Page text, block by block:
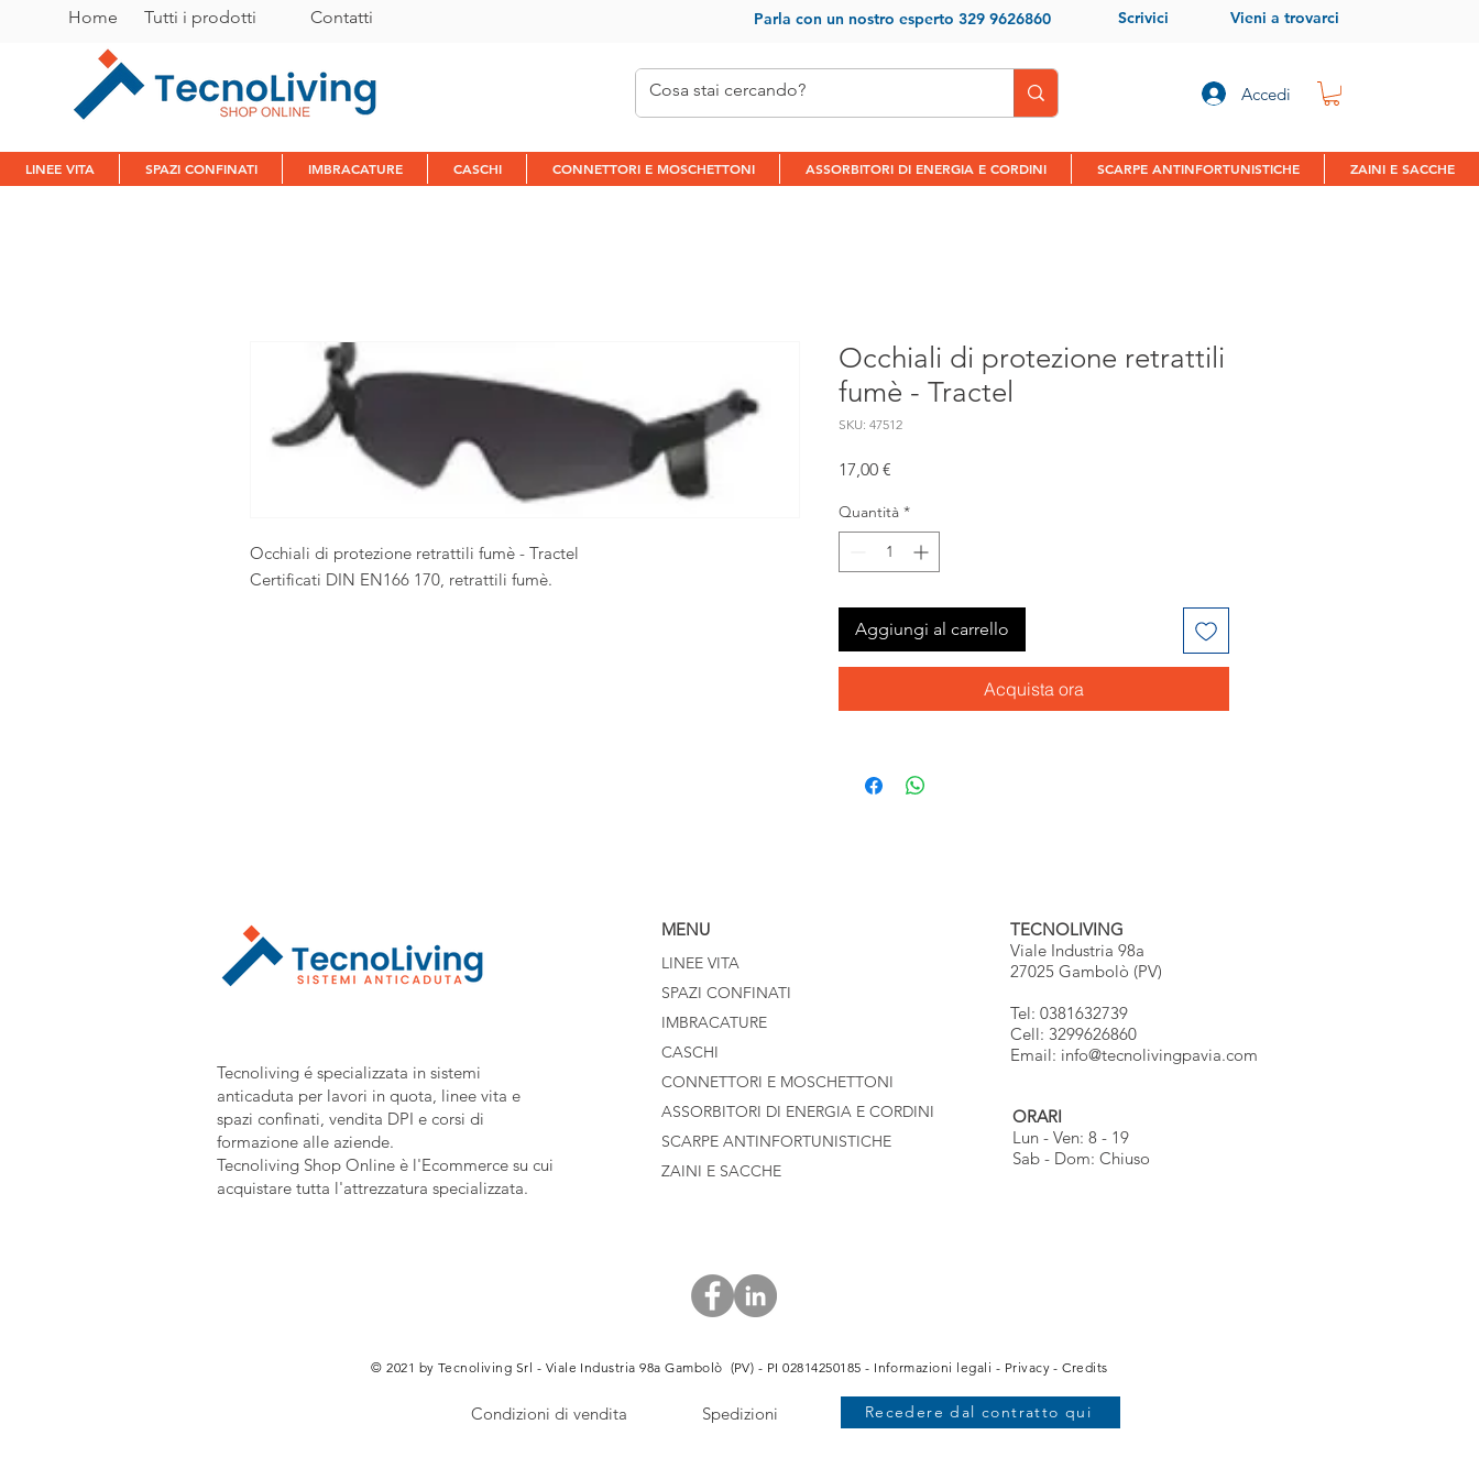
Accedi
Home Tutti i prodotti Contatti Parla con un nostro esperto 329 9626860 Scrivici Vieni a trovarci
LINEE VITA SPAZI CONFINATI IMBRACATURE CASCHI CONNETTORI E MOSCHETTONI ASSORBITORI DI ENERGIA E CORDINI SCARPE ANTINFORTUNISTICHE ZAINI E SACCHE
Occhiali di protezione retrattili fumè - Tractel
Certificati DIN EN166 170, retrattili fumè.
Occhiali di protezione retrattili
fumè - Tractel
SKU: 47512
17,00 €
Quantità *
Aggiungi al carrello
Acquista ora
Tecnoliving é specializzata in sistemi
anticaduta per lavori in quota, linee vita e
spazi confinati, vendita DPI e corsi di
formazione alle aziende.
Tecnoliving Shop Online è l'Ecommerce su cui
acquistare tutta l'attrezzatura specializzata.
MENU
LINEE VITA
SPAZI CONFINATI
IMBRACATURE
CASCHI
CONNETTORI E MOSCHETTONI
ASSORBITORI DI ENERGIA E CORDINI
SCARPE ANTINFORTUNISTICHE
ZAINI E SACCHE
TECNOLIVING
Viale Industria 98a
27025 Gambolò (PV)
Tel: 0381632739
Cell: 3299626860
Email: info@tecnolivingpavia.com
ORARI
Lun - Ven: 8 - 19
Sab - Dom: Chiuso
© 2021 by Tecnoliving Srl - Viale Industria 98a Gambolò (PV) - PI 02814250185 - Informazioni legali - Privacy -Credits
Condizioni di vendita Spedizioni Recedere dal contratto qui